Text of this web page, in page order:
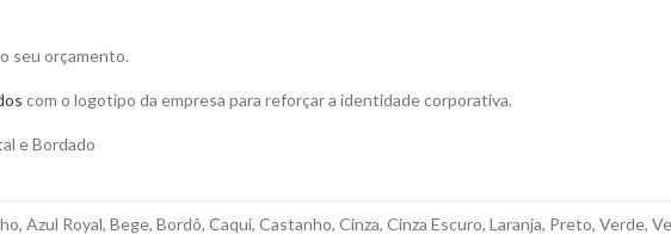
seu orçamento.
com o logotipo da empresa para reforçar a identidade corporativa.
e Bordado
Azul Royal, Bege, Bordô, Caqui, Castanho, Cinza, Cinza Escuro, Laranja, Preto, Verde,